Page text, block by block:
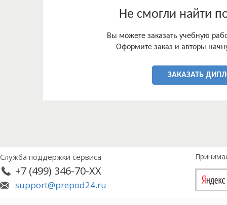
Не смогли найти
Вы можете заказать учебную
Оформите заказ и авторы
ЗАКАЗАТЬ
Служба поддержки сервиса
+7 (499) 346-70-XX
support@prepod24.ru